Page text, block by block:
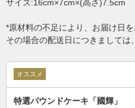
サイズ:16cm×7cm×(高さ)7.5cm
*原材料の不足により、お届け日
その場合の配送日につきましては
オススメ
特選パウンドケーキ「國輝」